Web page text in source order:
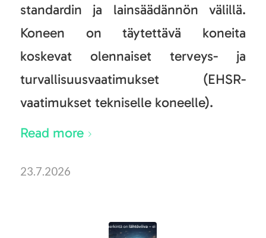
standardin ja lainsäädännön välillä.
Koneen on täytettävä koneita
koskevat olennaiset terveys- ja
turvallisuusvaatimukset (EHSR-
vaatimukset tekniselle koneelle).
Read more
23.7.2026